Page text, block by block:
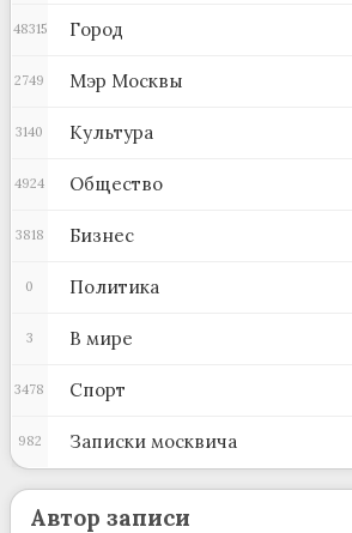
Город
48315
Мэр Москвы
2749
Культура
3140
Общество
4924
Бизнес
3818
Политика
0
В мире
3
Спорт
3478
Записки москвича
982
Автор записи